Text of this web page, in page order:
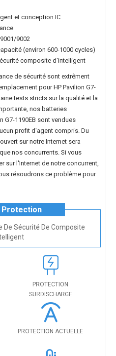
et conception IC
9002
(environ 600-1000 cycles)
composite d'intelligent
de sécurité sont extrêment
pour HP Pavilion G7-
tests stricts sur la qualité et la
nos batteries
G7-1190EB sont vendues
profit d'agent compris. Du
sur notre Internet sera
nos concurrents. Si vous
sur l'Internet de notre concurrent,
résoudrons ce problème pour
Protection
De Sécurité De Composite
PROTECTION
SURDISCHARGE
PROTECTION ACTUELLE